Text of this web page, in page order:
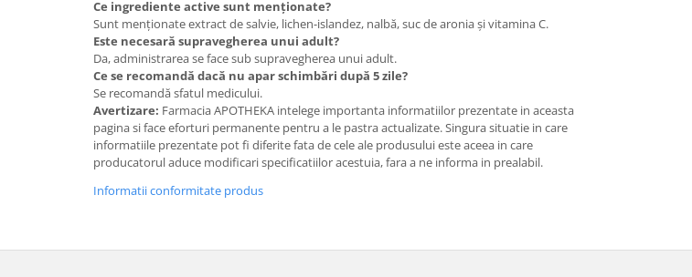
Ce ingrediente active sunt menționate?
Sunt menționate extract de salvie, lichen-islandez, nalbă, suc de aronia și vitamina C.
Este necesară supravegherea unui adult?
Da, administrarea se face sub supravegherea unui adult.
Ce se recomandă dacă nu apar schimbări după 5 zile?
Se recomandă sfatul medicului.
Avertizare: Farmacia APOTHEKA intelege importanta informatiilor prezentate in aceasta
pagina si face eforturi permanente pentru a le pastra actualizate. Singura situatie in care
informatiile prezentate pot fi diferite fata de cele ale produsului este aceea in care
producatorul aduce modificari specificatiilor acestuia, fara a ne informa in prealabil.
Informatii conformitate produs